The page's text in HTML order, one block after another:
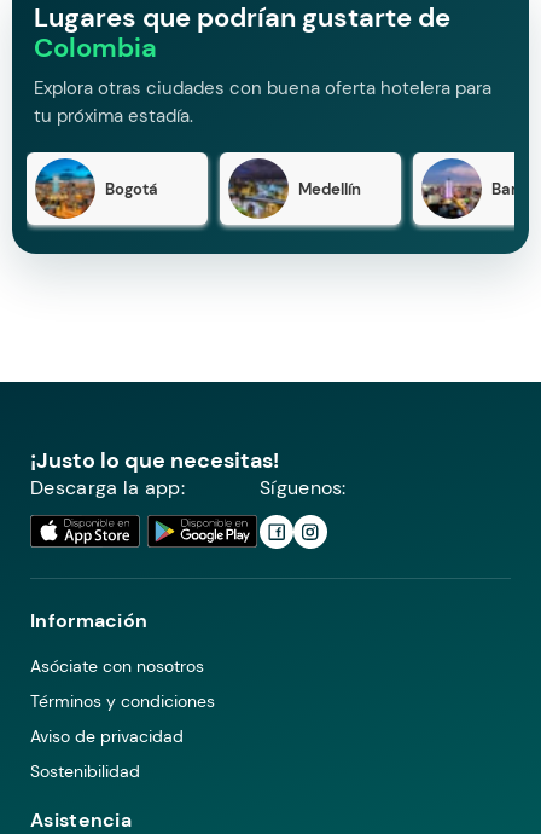
Lugares que podrían gustarte de
Colombia
Explora otras ciudades con buena oferta hotelera para
tu próxima estadía.
Bogotá Medellín
¡Justo lo que necesitas!
Descarga la app: Síguenos:
Información
Asóciate con nosotros
Términos y condiciones
Aviso de privacidad
Sostenibilidad
Asistencia